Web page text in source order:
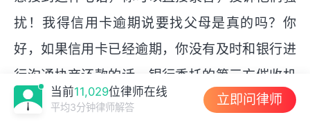
扰！我得信用卡逾期说要找父母是真的吗？你
好，如果信用卡已经逾期，你没有及时和银行进
行沟通协商还款的话，银行委托的第三方催收机
构是有可能联系你的家人并且上门进行催收的，
当前11,029位律师在线
平均3分钟律师解答 立即问律师